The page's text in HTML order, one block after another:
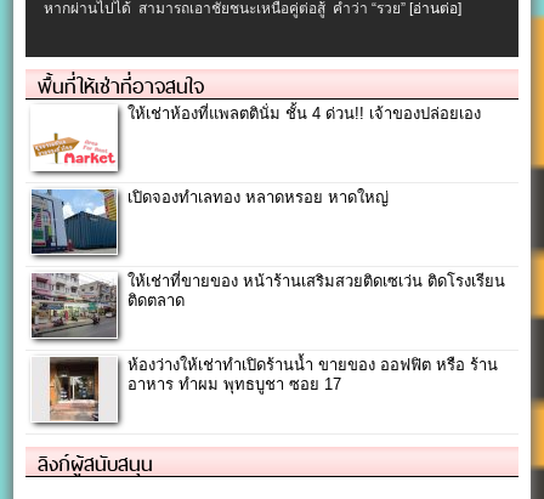
หากผ่านไปได้ สามารถเอาชัยชนะเหนือคู่ต่อสู้ คำว่า “รวย”[อ่านต่อ]
พื้นที่ให้เช่าที่อาจสนใจ
ให้เช่าห้องที่แพลตตินั่ม ชั้น 4 ด่วน!! เจ้าของปล่อยเอง
เปิดจองทำเลทอง หลาดหรอย หาดใหญ่
ให้เช่าที่ขายของ หน้าร้านเสริมสวยติดเซเว่น ติดโรงเรียน
ติดตลาด
ห้องว่างให้เช่าทำเปิดร้านน้ำ ขายของ ออฟฟิต หรือ ร้าน
อาหาร ทำผม พุทธบูชา ซอย 17
ลิงก์ผู้สนับสนุน